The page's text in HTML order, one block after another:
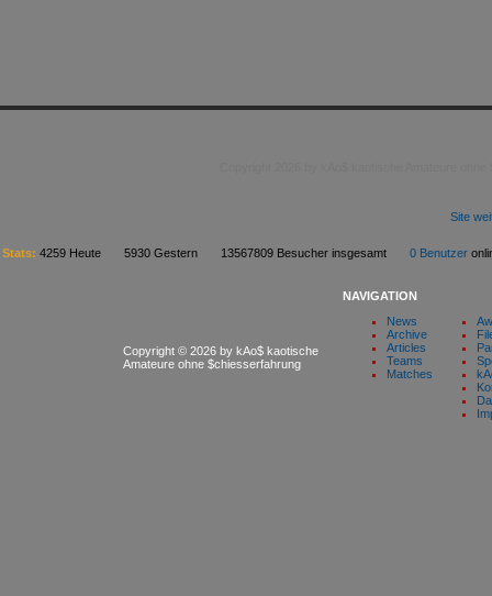
Site
Stats: 4259 Heute 5930 Gestern 13567809 Besucher insgesamt 0 Benutzer
Copyright © 2026 by kAo$ kaotische
Amateure ohne $chiesserfahrung
NAVIGATION
News
Archive
Articles
Teams
Matches